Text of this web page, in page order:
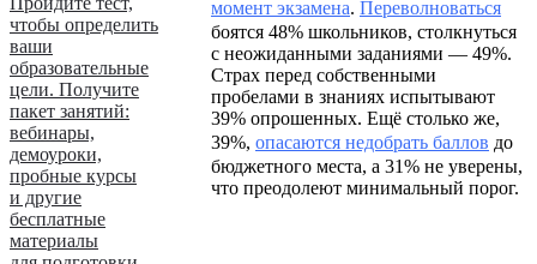
чтобы определить
ваши
образовательные
цели. Получите
пакет занятий:
вебинары,
демоуроки,
пробные курсы
и другие
бесплатные
материалы
момент экзамена. Переволноваться
боятся 48% школьников, столкнуться
с неожиданными заданиями — 49%.
Страх перед собственными
пробелами в знаниях испытывают
39% опрошенных. Ещё столько же,
39%, опасаются недобрать баллов до
бюджетного места, а 31% не уверены,
что преодолеют минимальный порог.